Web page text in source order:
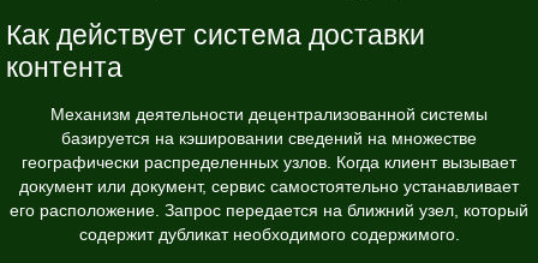
Как действует система доставки
контента
Механизм деятельности децентрализованной системы
базируется на кэшировании сведений на множестве
географически распределенных узлов. Когда клиент вызывает
документ или документ, сервис самостоятельно устанавливает
его расположение. Запрос передается на ближний узел, который
содержит дубликат необходимого содержимого.